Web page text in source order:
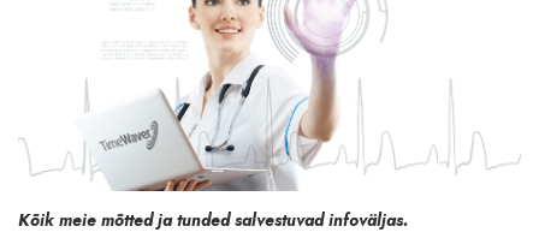
Kõik meie mõtted ja tunded salvestuvad infoväljas.